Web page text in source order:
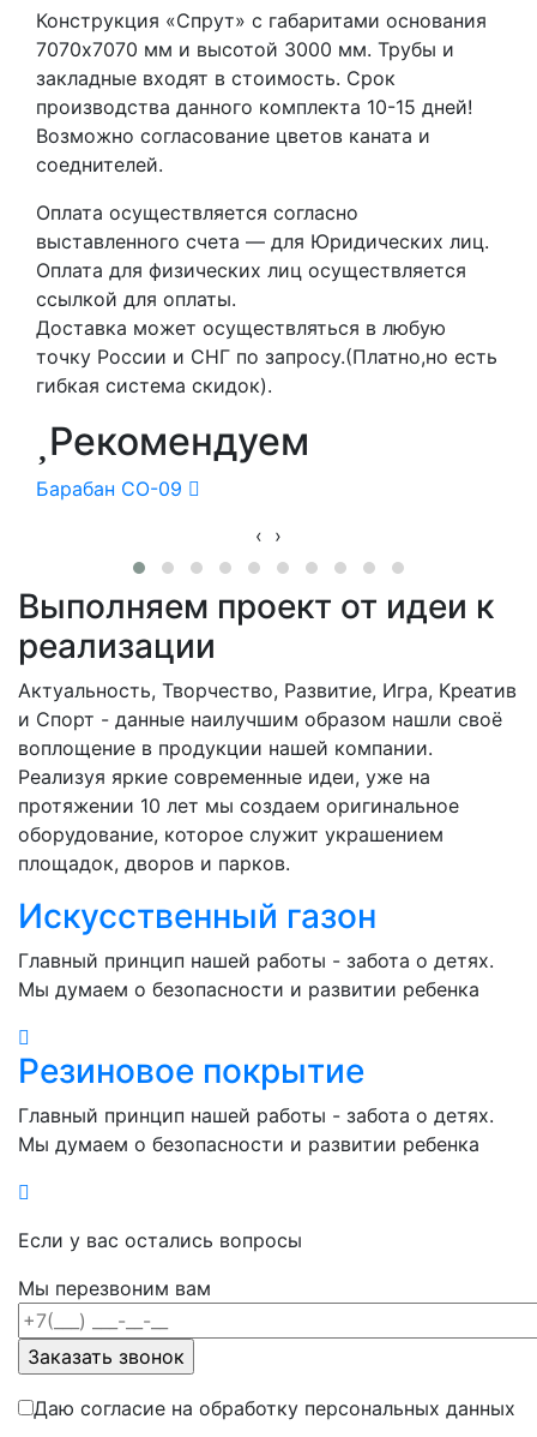
Конструкция «Спрут» с габаритами основания
7070х7070 мм и высотой 3000 мм. Трубы и
закладные входят в стоимость. Срок
производства данного комплекта 10-15 дней!
Возможно согласование цветов каната и
соеднителей.
Оплата осуществляется согласно
выставленного счета — для Юридических лиц.
Оплата для физических лиц осуществляется
ссылкой для оплаты.
Доставка может осуществляться в любую
точку России и СНГ по запросу.(Платно,но есть
гибкая система скидок).
Рекомендуем
Барабан СО-09
‹ ›
Выполняем проект от идеи к
реализации
Актуальность, Творчество, Развитие, Игра, Креатив
и Спорт - данные наилучшим образом нашли своё
воплощение в продукции нашей компании.
Реализуя яркие современные идеи, уже на
протяжении 10 лет мы создаем оригинальное
оборудование, которое служит украшением
площадок, дворов и парков.
Искусственный газон
Главный принцип нашей работы - забота о детях.
Мы думаем о безопасности и развитии ребенка
Резиновое покрытие
Главный принцип нашей работы - забота о детях.
Мы думаем о безопасности и развитии ребенка
Если у вас остались вопросы
Мы перезвоним вам
Даю согласие на обработку персональных данных